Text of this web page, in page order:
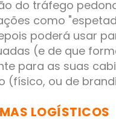
do tráfego
como
poderá usar
(e de que
para as suas
(físico, ou de
LOGÍSTICOS